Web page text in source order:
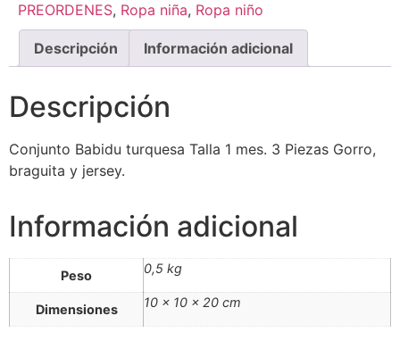
PREORDENES, Ropa niña, Ropa niño
Descripción Información adicional
Descripción
Conjunto Babidu turquesa Talla 1 mes. 3 Piezas Gorro,
braguita y jersey.
Información adicional
Peso 0,5 kg
Dimensiones 10 × 10 × 20 cm